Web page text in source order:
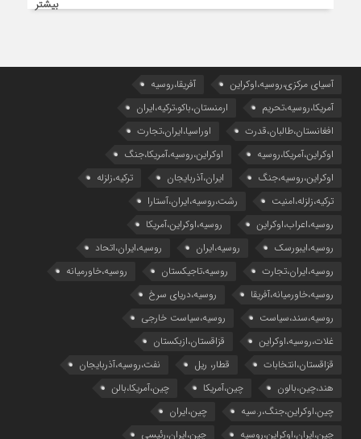
بیشتر
آسیای مرکزی،روسیه،اوکراین
آفریقا،روسیه
آمریکا،روسیه،تحریم
ارمنستان،باکو،ترکیه،ایران
افغانستان،طالبان،قدرت
اوراسیا،ایران،تجارت
اوکراین،آمریکا،روسیه
اوکراین،روسیه،آمریکا،جنگ
اوکراین،روسیه،جنگ
ایران،آذربایجان
ترکیه،زلزله
ترکیه،زلزله،امنیت
رشت،روسیه،ایران،آستارا
روسیه،اعراب،اوکراین
روسیه،اوکراین،آمریکا
روسیه،ایبورسک
روسیه،ایران
روسیه،ایران،اتحاد
روسیه،ایران،تجارت
روسیه،تاجیکستان
روسیه،خاورمیانه
روسیه،خاورمیانه،آفریقا
روسیه،دریای سرخ
روسیه،سند،سیاست
روسیه،سیاست خارجی
غلات،روسیه،اوکراین
قزاقستان،ازبکستان
قزاقستان،انتخابات
قطار، ریل
نفت،روسیه،آذربایجان
هند،چین،بالون
چین،آمریکا
چین،آمریکا،بالن
چین،اوکراین،جنگ،ر.سیه
چین،ایران
چین،ایران،اوکراین،روسیه
چین،ایران،رئیسی